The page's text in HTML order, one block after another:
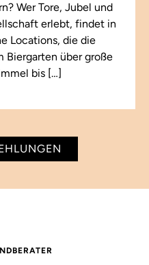
Wer Tore, Jubel und
erlebt, findet in
Locations, die die
Biergarten über große
bis […]